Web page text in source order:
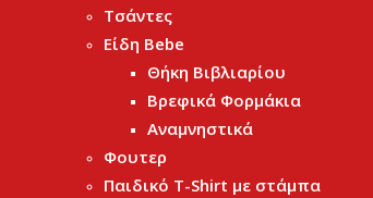
Τσάντες
Είδη Bebe
Θήκη Βιβλιαρίου
Βρεφικά Φορμάκια
Αναμνηστικά
Φουτερ
Παιδικό T-Shirt με στάμπα